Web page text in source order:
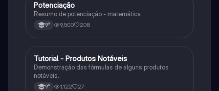
Matematica
Potenciação
Resumo de potenciação - matemática
9° 9,500 208
Matematica
Tutorial - Produtos Notáveis
Demonstração das fórmulas de alguns produtos
notáveis.
9° 1,122 27